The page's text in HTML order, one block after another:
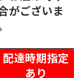
がございま
配達時期指定
あり